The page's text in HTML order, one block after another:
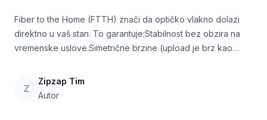
Fiber to the Home (FTTH) znači da optičko vlakno dolazi
direktno u vaš stan. To garantuje:Stabilnost bez obzira na
vremenske uslove.Simetrične brzine (upload je brz kao
Z
Zipzap Tim
Autor